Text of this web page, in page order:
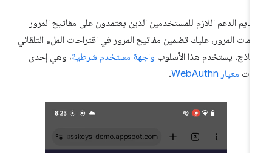
الدعم اللازم للمستخدمين الذين يعتمدون على مفاتيح المرور
المرور، عليك تضمين مفاتيح المرور في اقتراحات الملء التلقائي
يستخدم هذا الأسلوبواجهة مستخدم شرطية ، وهي إحدى
معيار WebAuthn .